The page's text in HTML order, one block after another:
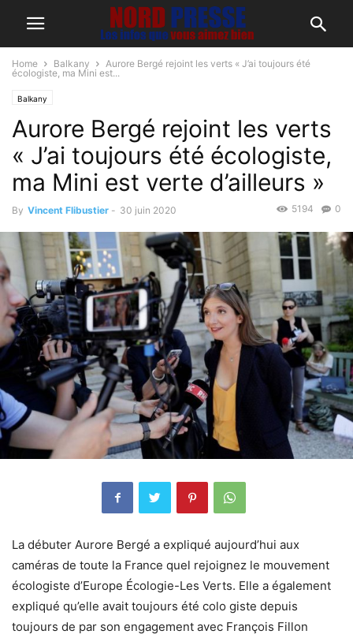
Home Balkany
Aurore Bergé rejoint les verts « J’ai toujours été
écologiste, ma Mini est...
Balkany
Aurore Bergé rejoint les verts
« J’ai toujours été écologiste,
ma Mini est verte d’ailleurs »
By Vincent Flibustier - 30 juin 2020 0
5194
La débuter Aurore Bergé a expliqué aujourd’hui aux
caméras de toute la France quel rejoignez le mouvement
écologiste d’Europe Écologie-Les Verts. Elle a également
expliqué qu’elle avait toujours été colo giste depuis
toujours de par son engagement avec François Fillon